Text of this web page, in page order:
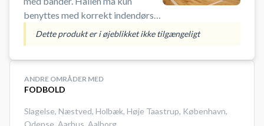
benyttes med korrekt indendørs
fodtøj - ingen sorte såler. OBS. Få
gange om året er banderne nede.
Ring evt. til hallen på: 43 35 28​ 60
Dette produkt er i øjeblikket ikke tilgængeligt
ANDRE OMRÅDER MED
FODBOLD
Slagelse, Næstved, Holbæk, Høje Taastrup, København,